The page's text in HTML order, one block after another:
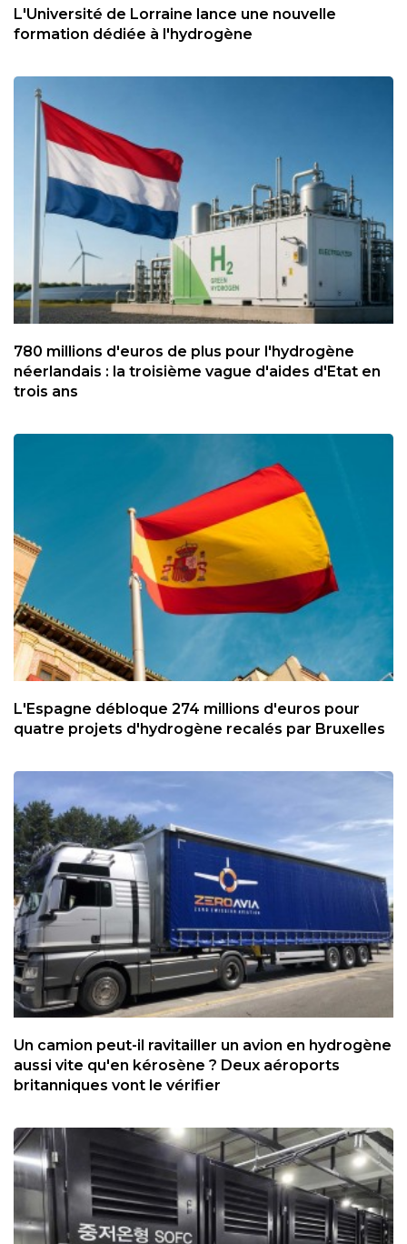
L'Université de Lorraine lance une nouvelle
formation dédiée à l'hydrogène
780 millions d'euros de plus pour l'hydrogène
néerlandais : la troisième vague d'aides d'Etat en
trois ans
L'Espagne débloque 274 millions d'euros pour
quatre projets d'hydrogène recalés par Bruxelles
Un camion peut-il ravitailler un avion en hydrogène
aussi vite qu'en kérosène ? Deux aéroports
britanniques vont le vérifier